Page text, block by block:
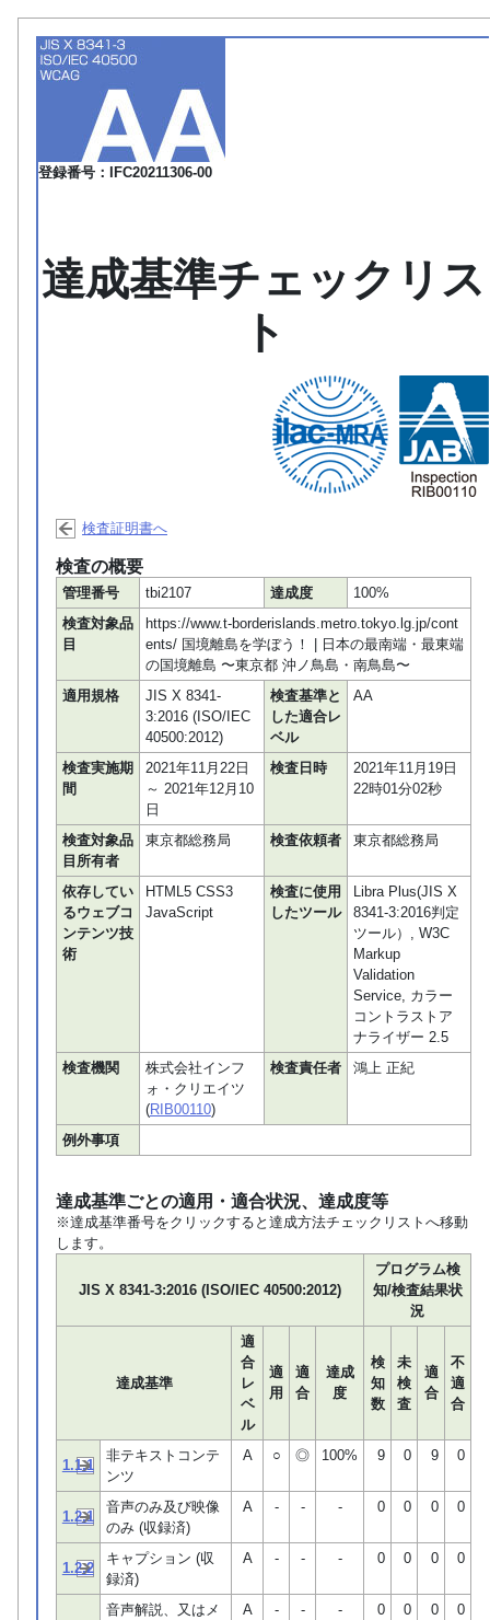
登録番号：IFC20211306-00
達成基準チェックリス
ト
検査証明書へ
検査の概要
管理番号 tbi2107 達成度
100%
検査対象品
目
https://www.t-borderislands.metro.tokyo.lg.jp/cont
ents/ 国境離島を学ぼう！ | 日本の最南端・最東端
の国境離島 〜東京都 沖ノ鳥島・南鳥島〜
適用規格
JIS X 8341-
3:2016 (ISO/IEC
40500:2012)
検査基準と
した適合レ
ベル
AA
検査実施期
間
2021年11月22日
～ 2021年12月10
日
検査日時
2021年11月19日
22時01分02秒
検査対象品
目所有者
東京都総務局 検査依頼者 東京都総務局
依存してい
るウェブコ
ンテンツ技
術
HTML5 CSS3
JavaScript
検査に使用
したツール
Libra Plus(JIS X
8341-3:2016判定
ツール）, W3C
Markup
Validation
Service, カラー
コントラストア
ナライザー 2.5
検査機関
株式会社インフ
ォ・クリエイツ
(RIB00110)
検査責任者 鴻上 正紀
例外事項
達成基準ごとの適用・適合状況、達成度等
※達成基準番号をクリックすると達成方法チェックリストへ移動
します。
JIS X 8341-3:2016 (ISO/IEC 40500:2012)
プログラム検
知/検査結果状
況
達成基準
適
合
レ
ベ
ル
適
用
適
合
達成
度
検
知
数
未
検
査
適
合
不
適
合
1.1.1
非テキストコンテ
ンツ
A ○ ◎ 100% 9 0 9 0
1.2.1
音声のみ及び映像
のみ (収録済)
A - - - 0 0 0 0
1.2.2
キャプション (収
録済)
A - - - 0 0 0 0
音声解説、又はメ
A - - - 0 0 0 0